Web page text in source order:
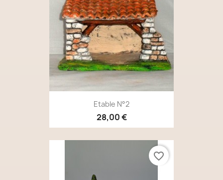
Etable N°2
28,00 €
favorite_border